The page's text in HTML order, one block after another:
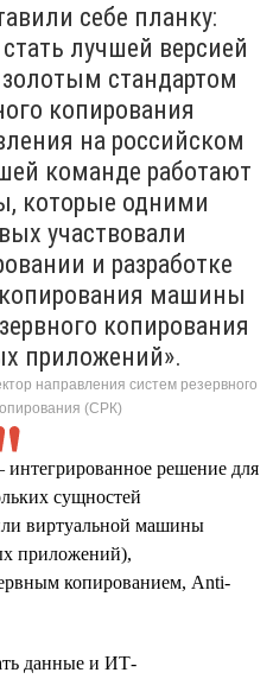
себе планку:
лучшей версией
стандартом
копирования
на российском
команде работают
которые одними
участвовали
и разработке
копирования машины
копирования
приложений».
направления систем резервного
(СРК)
решение для
сущностей
виртуальной машины
приложений),
копированием, Anti-
данные и ИТ-